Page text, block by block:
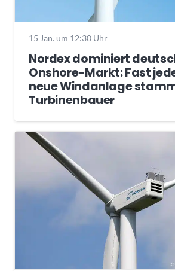
15 Jan. um 12:30 Uhr
Nordex dominiert
Onshore-Markt: Fast
neue Windanlage
Turbinenbauer